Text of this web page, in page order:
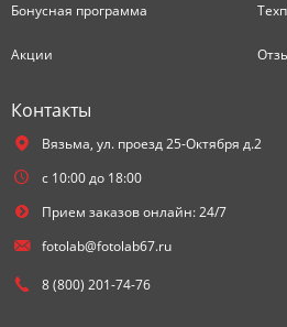
Бонусная программа
Акции
Контакты
Вязьма, ул. проезд 25-Октября д.2
с 10:00 до 18:00
Прием заказов онлайн: 24/7
fotolab@fotolab67.ru
8 (800) 201-74-76